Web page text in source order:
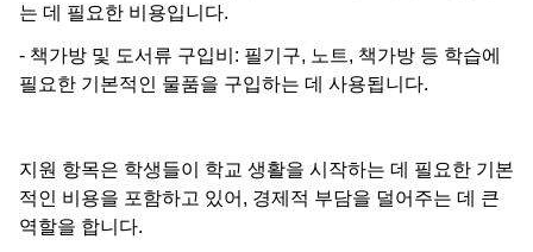
는 데 필요한 비용입니다.
- 책가방 및 도서류 구입비: 필기구, 노트, 책가방 등 학습에
필요한 기본적인 물품을 구입하는 데 사용됩니다.
지원 항목은 학생들이 학교 생활을 시작하는 데 필요한 기본
적인 비용을 포함하고 있어, 경제적 부담을 덜어주는 데 큰
역할을 합니다.